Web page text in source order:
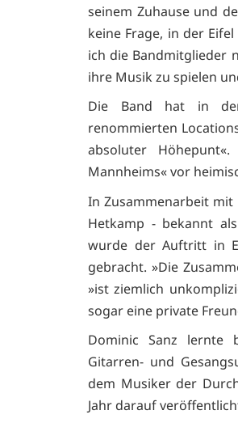
seinem Zuhause und
keine Frage, in der
ich die Bandmitglieder
ihre Musik zu spielen
Die Band hat in
renommierten
absoluter
Mannheims« vor
In Zusammenarbeit mit
Hetkamp - bekannt
wurde der Auftritt in
gebracht. »Die
»ist ziemlich
sogar eine private
Dominic Sanz lernte
Gitarren- und
dem Musiker der
Jahr darauf